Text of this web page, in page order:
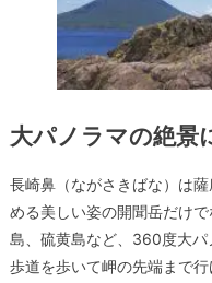
大パノラマの絶景
長崎鼻（ながさきばな）は
める美しい姿の開聞岳だけ
島、硫黄島など、360度大
歩道を歩いて岬の先端まで